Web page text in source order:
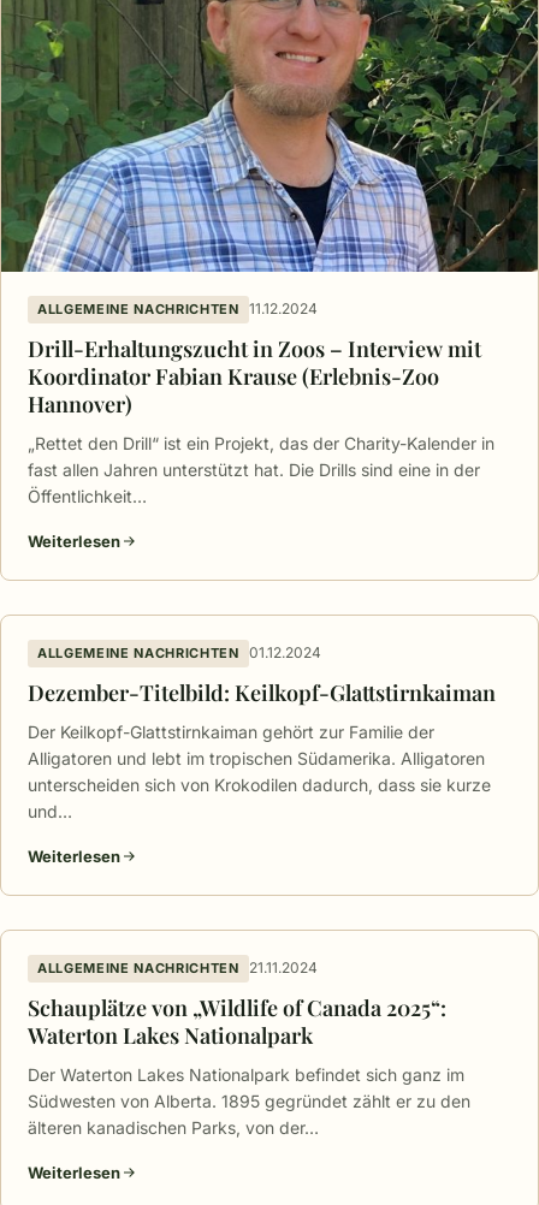
ALLGEMEINE NACHRICHTEN 11.12.2024
Drill-Erhaltungszucht in Zoos – Interview mit
Koordinator Fabian Krause (Erlebnis-Zoo
Hannover)
„Rettet den Drill“ ist ein Projekt, das der Charity-Kalender in
fast allen Jahren unterstützt hat. Die Drills sind eine in der
Öffentlichkeit…
Weiterlesen
ALLGEMEINE NACHRICHTEN 01.12.2024
Dezember-Titelbild: Keilkopf-Glattstirnkaiman
Der Keilkopf-Glattstirnkaiman gehört zur Familie der
Alligatoren und lebt im tropischen Südamerika. Alligatoren
unterscheiden sich von Krokodilen dadurch, dass sie kurze
und…
Weiterlesen
ALLGEMEINE NACHRICHTEN 21.11.2024
Schauplätze von „Wildlife of Canada 2025“:
Waterton Lakes Nationalpark
Der Waterton Lakes Nationalpark befindet sich ganz im
Südwesten von Alberta. 1895 gegründet zählt er zu den
älteren kanadischen Parks, von der…
Weiterlesen